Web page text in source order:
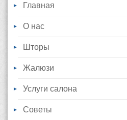
Главная
О нас
Шторы
Жалюзи
Услуги салона
Советы